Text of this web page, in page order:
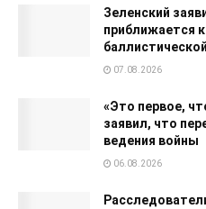
Зеленский
приближается
07.08.2026
«Это первое,
заявил, что
ведения войны
06.08.2026